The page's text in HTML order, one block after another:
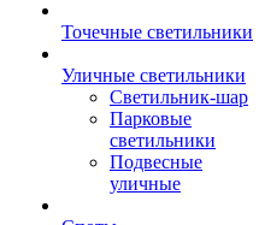
Точечные светильники
Уличные светильники
Светильник-шар
Парковые
светильники
Подвесные
уличные